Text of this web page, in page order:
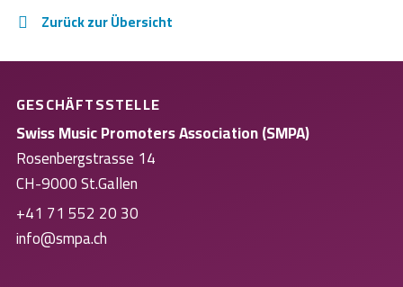
Zurück zur Übersicht
GESCHÄFTSSTELLE
Swiss Music Promoters Association (SMPA)
Rosenbergstrasse 14
CH-9000 St.Gallen
+41 71 552 20 30
info@smpa.ch